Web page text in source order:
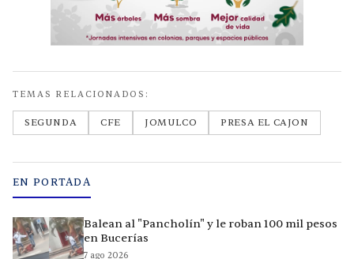
TEMAS RELACIONADOS:
SEGUNDA CFE JOMULCO PRESA EL CAJON
EN PORTADA
Balean al "Pancholín" y le roban 100 mil pesos
en Bucerías
7 ago 2026